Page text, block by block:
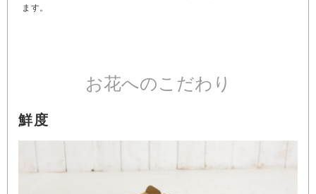
ます。
お花へのこだわり
鮮度